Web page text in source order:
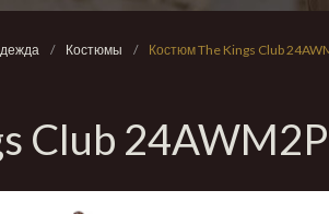
/ Костюмы / Костюм The Kings Club
Club